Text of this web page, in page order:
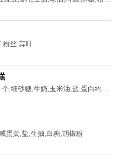
粉丝,蒜叶
蛋黄,盐,生抽,白糖,胡椒粉